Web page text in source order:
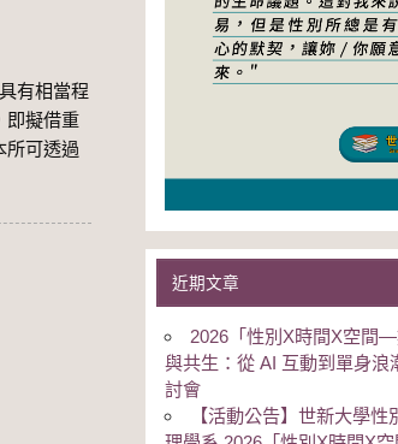
有相當程
即擬借重
所可透過
近期文章
2026「性別Χ時間Χ空間
與共生：從 AI 互動到單身浪
討會
【活動公告】世新大學